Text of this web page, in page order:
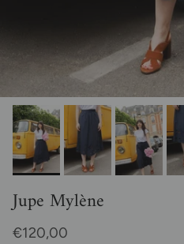
Jupe Mylène
Prix habituel
€120,00